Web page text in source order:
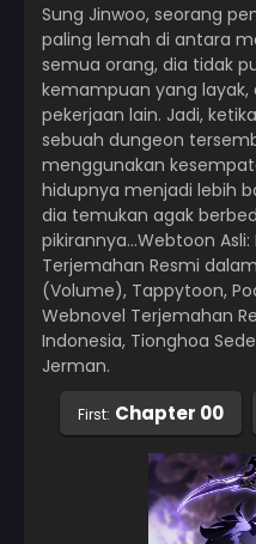
Sung Jinwoo, seorang
paling lemah di antara
semua orang, dia tidak
kemampuan yang
pekerjaan lain. Jadi,
sebuah dungeon
menggunakan
hidupnya menjadi lebih
dia temukan agak
pikirannya…Webtoon Asli:
Terjemahan Resmi
(Volume), Tappytoon,
Webnovel Terjemahan
Indonesia, Tionghoa
Jerman.
First: Chapter 00